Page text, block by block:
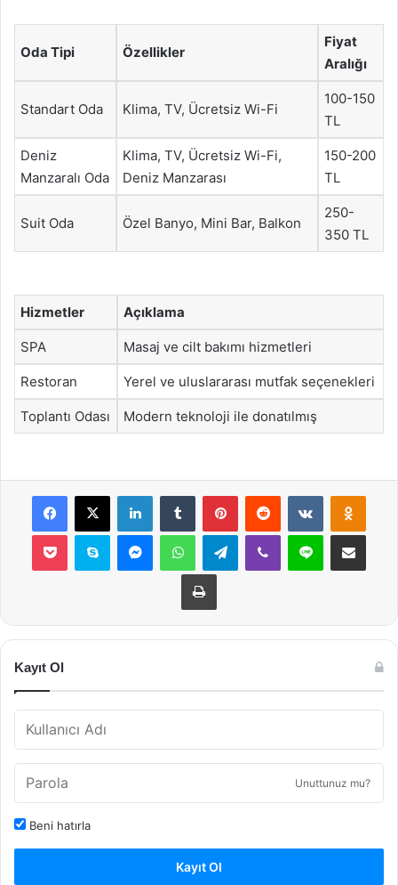
Oda Tipi Özellikler
Fiyat
Aralığı
Standart Oda Klima, TV, Ücretsiz Wi-Fi
100-150
TL
Deniz
Manzaralı Oda
Klima, TV, Ücretsiz Wi-Fi,
Deniz Manzarası
150-200
TL
Suit Oda Özel Banyo, Mini Bar, Balkon
250-
350 TL
Hizmetler Açıklama
SPA Masaj ve cilt bakımı hizmetleri
Restoran Yerel ve uluslararası mutfak seçenekleri
Toplantı Odası Modern teknoloji ile donatılmış
Facebook
X LinkedInTumblr PinterestReddit VKontakte
Pocket Skype MessengerWhatsAppTelegramViber Line E-Posta ile
Yazdır
Kayıt Ol
Unuttunuz mu?
Beni hatırla
Kayıt Ol